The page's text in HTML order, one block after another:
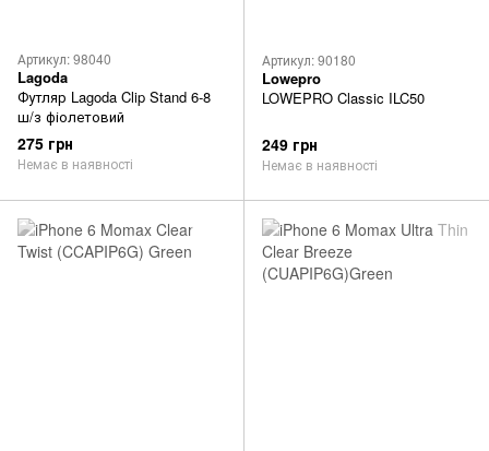
Артикул: 98040
Lagoda
Футляр Lagoda Clip Stand 6-8
ш/з фіолетовий
275 грн
Немає в наявності
Артикул: 90180
Lowepro
LOWEPRO Classic ILC50
249 грн
Немає в наявності